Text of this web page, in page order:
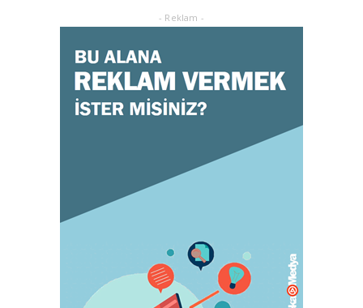
Dufold Etiketler Hakkında Bilgi
Doğru ayakkabı mutlu çocuk!
July 31, 2023
Orgazm olan kadınlar daha çabuk hamile
kalıyor
May 05, 2023
- Reklam -